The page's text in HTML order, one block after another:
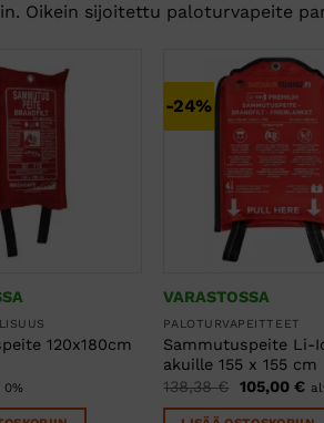
Oikein sijoitettu paloturvapeite
120x180cm
0%
-24%
VARASTOSSA
PALOTURVAPEITTEET
Sammutuspeite Li-
akuille 155 x 155 cm
138,38€
oli:
105,00 €
on: